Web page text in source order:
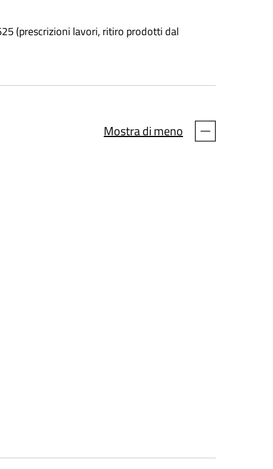
(prescrizioni lavori, ritiro prodotti dal
Mostra di meno